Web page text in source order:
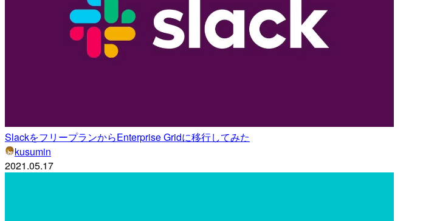
SlackをフリープランからEnterprise Gridに移行してみた
kusumin
2021.05.17